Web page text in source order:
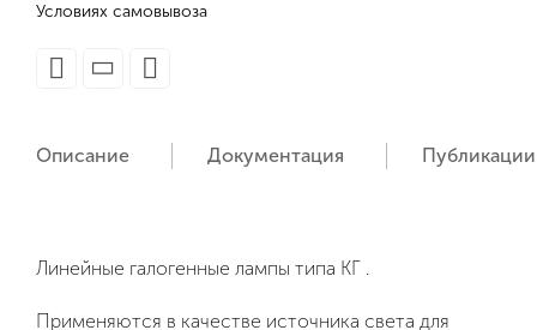
Условиях самовывоза
Описание Документация Публикации
Линейные галогенные лампы типа КГ .
Применяются в качестве источника света для